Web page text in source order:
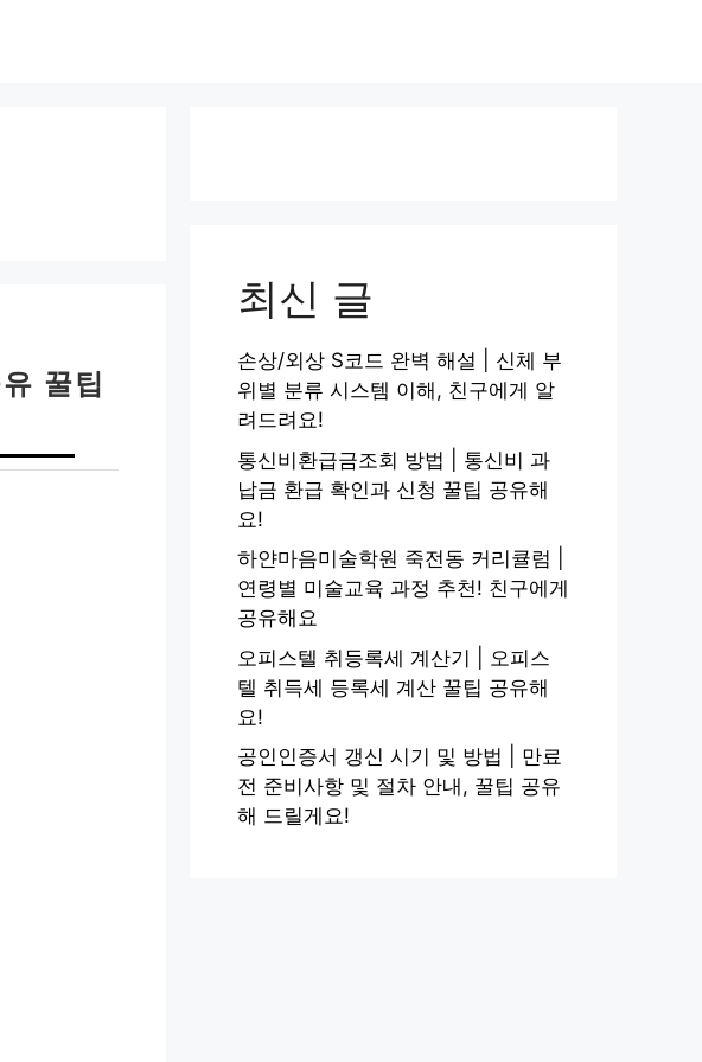
꿀팁
최신 글
손상/외상 S코드 완벽 해설 | 신체 부
위별 분류 시스템 이해, 친구에게 알
려드려요!
통신비환급금조회 방법 | 통신비 과
납금 환급 확인과 신청 꿀팁 공유해
요!
하얀마음미술학원 죽전동 커리큘럼 |
연령별 미술교육 과정 추천! 친구에게
공유해요
오피스텔 취등록세 계산기 | 오피스
텔 취득세 등록세 계산 꿀팁 공유해
요!
공인인증서 갱신 시기 및 방법 | 만료
전 준비사항 및 절차 안내, 꿀팁 공유
해 드릴게요!